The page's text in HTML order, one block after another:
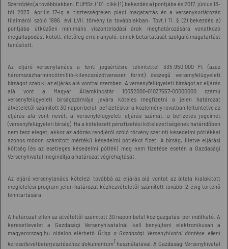
Szerződés (a továbbiakban: EUMSz.) 101. cikk (1) bekezdés a) pontjába és 2017. június 13-
tól 2023. április 17-ig a tisztességtelen piaci magatartás és a versenykorlátozás
tilalmáról szóló 1996. évi LVII. törvény (a továbbiakban: Tpvt.) 11. § (2) bekezdés a)
pontjába ütközően minimális viszonteladási árak meghatározására vonatkozó
megállapodást kötött, illetőleg erre irányuló, ennek betartatását szolgáló magatartást
tanúsított.
Az eljáró versenytanács a fenti jogsértésre tekintettel 335.950.000 Ft (azaz
háromszázharmincötmillió-kilencszázötvenezer forint) összegű versenyfelügyeleti
bírságot szab ki az eljárás alá vonttal szemben. A versenyfelügyeleti bírságot az eljárás
alá vont a Magyar Államkincstár 10032000-01037557-00000000 számú
versenyfelügyeleti bírságszámlája javára köteles megfizetni a jelen határozat
átvételétől számított 30 napon belül, befizetéskor a közlemény rovatban feltüntetve az
eljárás alá vont nevét, a versenyfelügyeleti eljárás számát, a befizetés jogcímét
(versenyfelügyeleti bírság). Ha a kötelezett pénzfizetési kötelezettségének határidőben
nem tesz eleget, akkor az adózás rendjéről szóló törvény szerinti késedelmi pótlékkal
azonos módon számított mértékű késedelmi pótlékot fizet. A bírság, illetve eljárási
költség (és az esetleges késedelmi pótlék) meg nem fizetése esetén a Gazdasági
Versenyhivatal megindítja a határozat végrehajtását.
Az eljáró versenytanács kötelezi továbbá az eljárás alá vontat az általa kialakított
megfelelési program jelen határozat kézhezvételétől számított további 2 évig történő
fenntartására.
A határozat ellen az átvételtől számított 30 napon belül közigazgatási per indítható. A
keresetlevelet a Gazdasági Versenyhivatalnál kell benyújtani elektronikusan a
magyarorszag.hu oldalon elérhető Űrlap a Gazdasági Versenyhivatal döntése elleni
keresetlevél beterjesztéséhez dokumentum1 használatával. A Gazdasági Versenyhivatal